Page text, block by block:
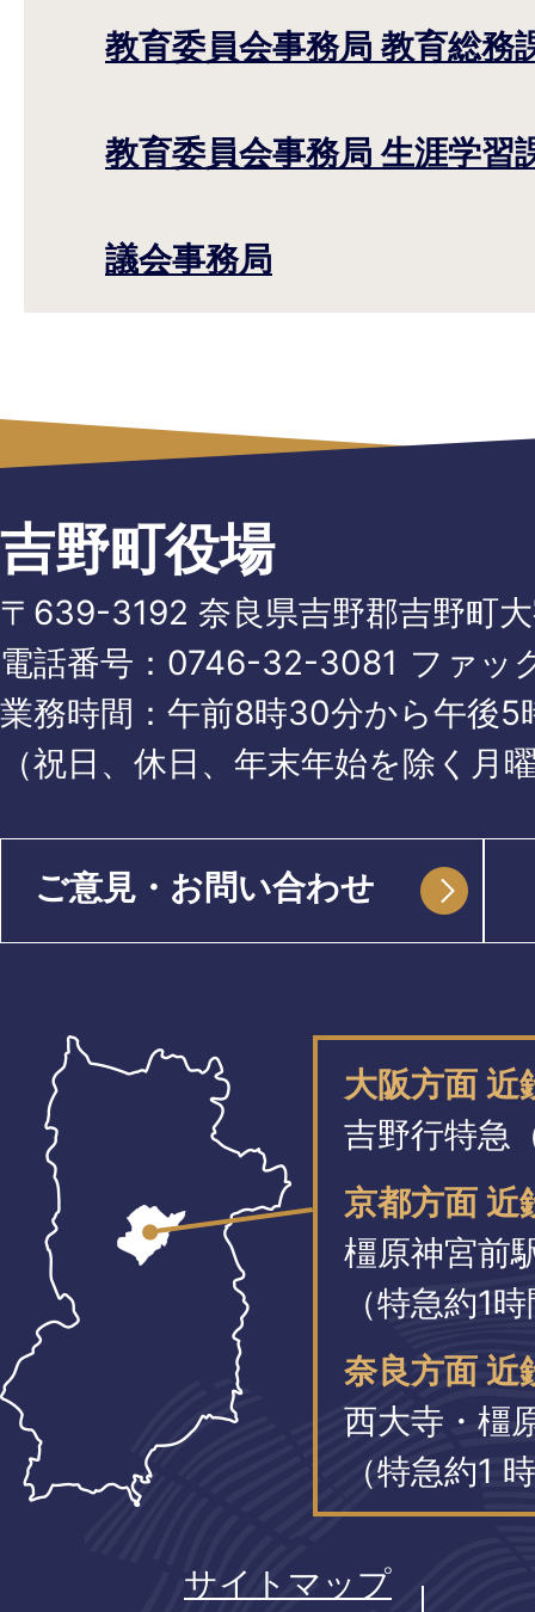
教育委員会事務局 教育総務
教育委員会事務局 生涯学習
議会事務局
吉野町役場
〒639-3192 奈良県吉野郡吉野町
電話番号： 0746-32-3081 ファッ
業務時間：午前8時30分から午後5
（祝日、休日、年末年始を除く月
ご意見・お問い合わせ
大阪方面
吉野行特急
京都方面 近
橿原神宮前
（特急約1
奈良方面 近
西大寺・橿
（特急約1
サイトマップ